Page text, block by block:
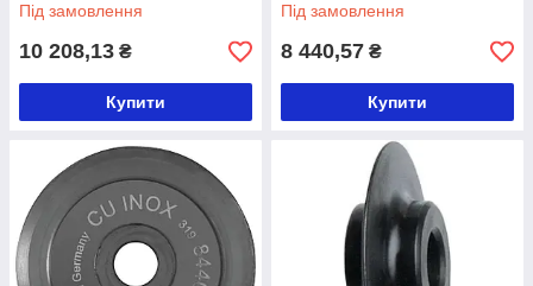
Під замовлення
10 208,13 ₴
Купити
Під замовлення
8 440,57 ₴
Купити